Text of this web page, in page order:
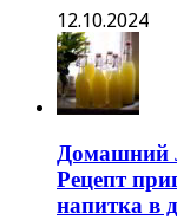
12.10.2024
Домашний
Рецепт
напитка в